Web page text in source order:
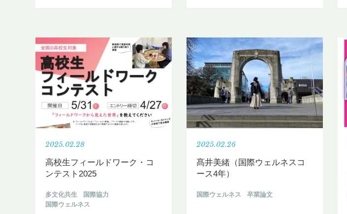
2025.02.28
高校生フィールドワーク・コ
ンテスト2025
多文化共生
国際協力
国際ウェルネス
2025.02.26
髙井美緒（国際ウェルネスコ
ース4年）
国際ウェルネス 卒業論文